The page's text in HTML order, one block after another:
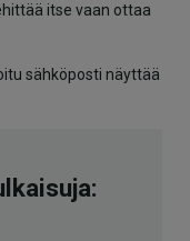
itse vaan ottaa
sähköposti näyttää